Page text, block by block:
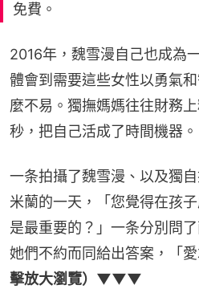
免費。
2016年，魏雪漫自己也成為
體會到需要這些女性以勇氣
麼不易。獨撫媽媽往往財務
秒，把自己活成了時間機器。
一条拍攝了魏雪漫、以及獨
米蘭的一天，「您覺得在孩
是最重要的？」一条分別問
她們不約而同給出答案，「愛
擊放大瀏覽）▼▼▼